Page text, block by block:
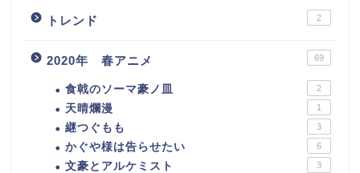
トレンド 2
2020年 春アニメ 69
食戟のソーマ豪ノ皿 2
天晴爛漫 1
継つぐもも 3
かぐや様は告らせたい 6
文豪とアルケミスト 3